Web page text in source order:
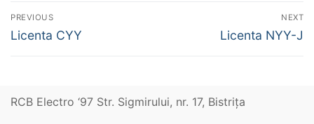
Navigare
în
PREVIOUS
Previous
Licenta CYY
NEXT
Next
Licenta NYY-J
RCB Electro ‘97 Str. Sigmirului, nr. 17, Bistriţa